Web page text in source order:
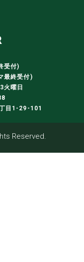
受付)
最終受付)
火曜日
目1-29-101
Reserved.